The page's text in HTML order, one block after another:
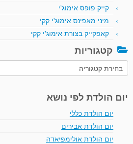
קייק פופס אימוג'י
מיני מאפינס אימוג'י קקי
קאפקייק בצורת אימוג'י קקי
קטגוריות
קטגוריות
יום הולדת לפי נושא
יום הולדת כללי
יום הולדת אבירים
יום הולדת אולימפיאדה